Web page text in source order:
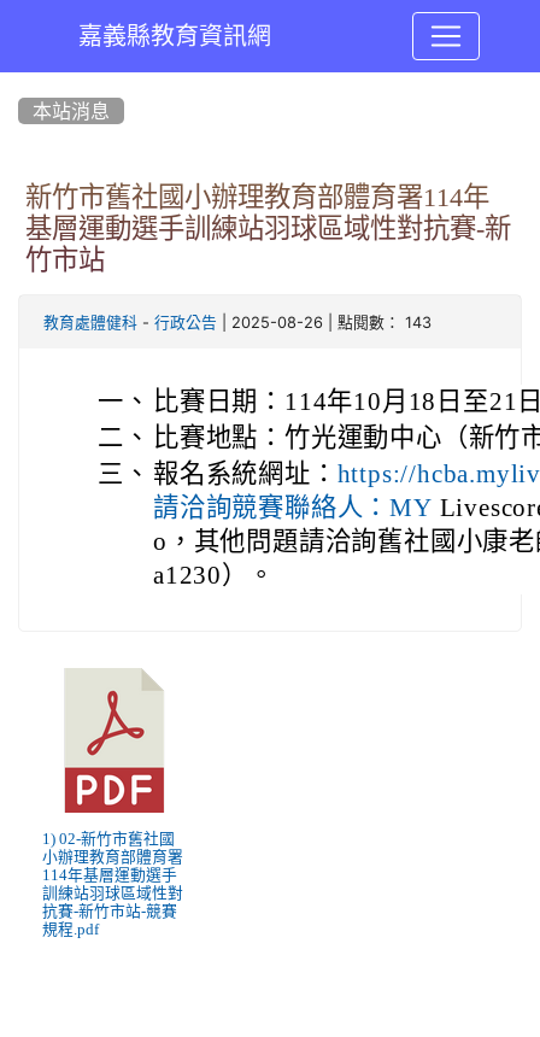
嘉義縣教育資訊網
本站消息
新竹市舊社國小辦理教育部體育署114年
基層運動選手訓練站羽球區域性對抗賽-新
竹市站
教育處體健科 - 行政公告 | 2025-08-26 | 點閱數： 143
一、 比賽日期：114年10月18日至21
二 、 比賽地點：竹光運動中心（新竹
三 、 報名系統網址： https://
請洽詢競賽聯絡人：MY
o，其他問題請洽詢舊社國小康
a1230）。
1) 02-新竹市舊社國
小辦理教育部體育署
114年基層運動選手
訓練站羽球區域性對
抗賽-新竹市站-競賽
規程.pdf